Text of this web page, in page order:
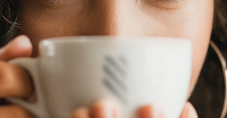
CAFÉ KURUBI